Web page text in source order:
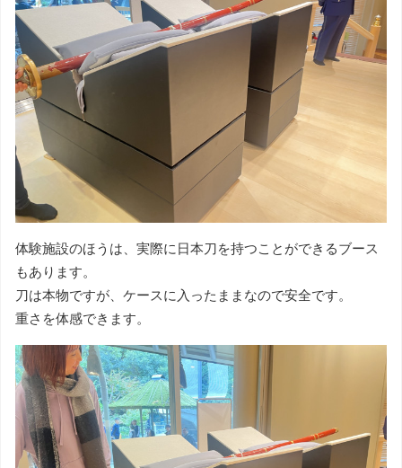
体験施設のほうは、実際に日本刀を持つことができるブース
もあります。
刀は本物ですが、ケースに入ったままなので安全です。
重さを体感できます。